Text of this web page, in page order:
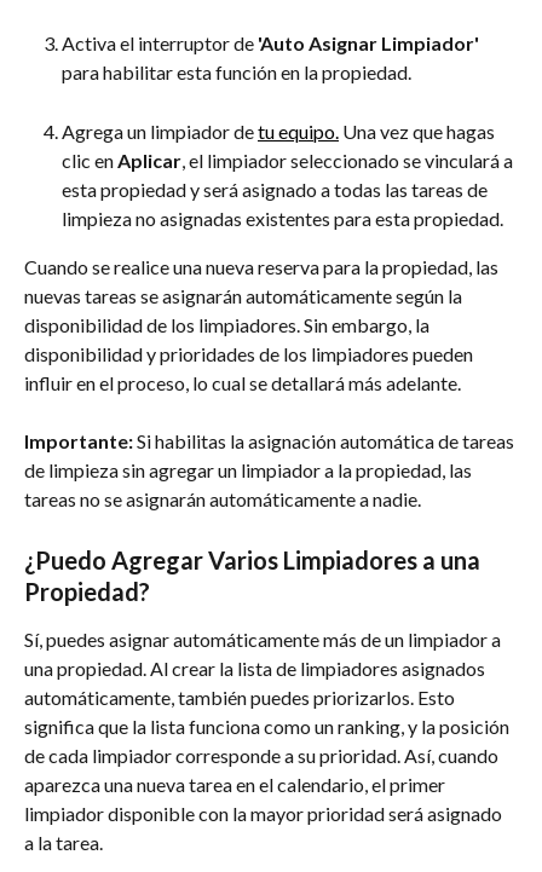
Activa el interruptor de 'Auto Asignar Limpiador'
para habilitar esta función en la propiedad.
Agrega un limpiador de tu equipo. Una vez que hagas
clic en Aplicar, el limpiador seleccionado se vinculará a
esta propiedad y será asignado a todas las tareas de
limpieza no asignadas existentes para esta propiedad.
Cuando se realice una nueva reserva para la propiedad, las
nuevas tareas se asignarán automáticamente según la
disponibilidad de los limpiadores. Sin embargo, la
disponibilidad y prioridades de los limpiadores pueden
influir en el proceso, lo cual se detallará más adelante.
Importante: Si habilitas la asignación automática de tareas
de limpieza sin agregar un limpiador a la propiedad, las
tareas no se asignarán automáticamente a nadie.
¿Puedo Agregar Varios Limpiadores a una
Propiedad?
Sí, puedes asignar automáticamente más de un limpiador a
una propiedad. Al crear la lista de limpiadores asignados
automáticamente, también puedes priorizarlos. Esto
significa que la lista funciona como un ranking, y la posición
de cada limpiador corresponde a su prioridad. Así, cuando
aparezca una nueva tarea en el calendario, el primer
limpiador disponible con la mayor prioridad será asignado
a la tarea.